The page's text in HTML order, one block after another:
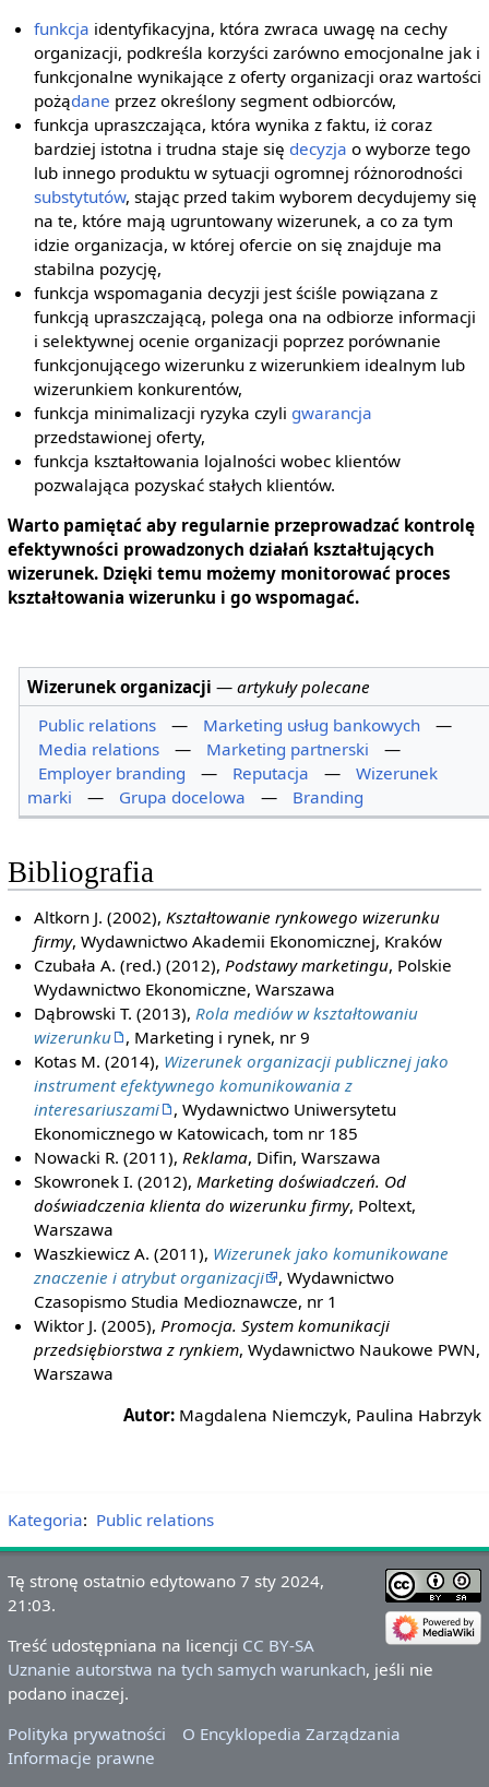
funkcja identyfikacyjna, która zwraca uwagę na cechy
organizacji, podkreśla korzyści zarówno emocjonalne jak i
funkcjonalne wynikające z oferty organizacji oraz wartości
pożądane przez określony segment odbiorców,
funkcja upraszczająca, która wynika z faktu, iż coraz
bardziej istotna i trudna staje się decyzja o wyborze tego
lub innego produktu w sytuacji ogromnej różnorodności
substytutów, stając przed takim wyborem decydujemy się
na te, które mają ugruntowany wizerunek, a co za tym
idzie organizacja, w której ofercie on się znajduje ma
stabilna pozycję,
funkcja wspomagania decyzji jest ściśle powiązana z
funkcją upraszczającą, polega ona na odbiorze informacji
i selektywnej ocenie organizacji poprzez porównanie
funkcjonującego wizerunku z wizerunkiem idealnym lub
wizerunkiem konkurentów,
funkcja minimalizacji ryzyka czyli gwarancja
przedstawionej oferty,
funkcja kształtowania lojalności wobec klientów
pozwalająca pozyskać stałych klientów.
Warto pamiętać aby regularnie przeprowadzać kontrolę
efektywności prowadzonych działań kształtujących
wizerunek. Dzięki temu możemy monitorować proces
kształtowania wizerunku i go wspomagać.
Wizerunek organizacji —artykuły polecane
Public relations
— Marketing usług bankowych
—
Media relations
— Marketing partnerski
—
Employer branding
— Reputacja —
Wizerunek
marki
— Grupa docelowa — Branding
Bibliografia
Altkorn J. (2002),Kształtowanie rynkowego wizerunku
firmy, Wydawnictwo Akademii Ekonomicznej, Kraków
Czubała A. (red.) (2012),Podstawy marketingu, Polskie
Wydawnictwo Ekonomiczne, Warszawa
Dąbrowski T. (2013),Rola mediów w kształtowaniu
wizerunku
, Marketing i rynek, nr 9
Kotas M. (2014), Wizerunek organizacji publicznej jako
instrument efektywnego komunikowania z
interesariuszami
, Wydawnictwo Uniwersytetu
Ekonomicznego w Katowicach, tom nr 185
Nowacki R. (2011),Reklama, Difin, Warszawa
Skowronek I. (2012),Marketing doświadczeń. Od
doświadczenia klienta do wizerunku firmy, Poltext,
Warszawa
Waszkiewicz A. (2011), Wizerunek jako komunikowane
znaczenie i atrybut organizacji
, Wydawnictwo
Czasopismo Studia Medioznawcze, nr 1
Wiktor J. (2005),Promocja. System komunikacji
przedsiębiorstwa z rynkiem, Wydawnictwo Naukowe PWN,
Warszawa
Autor: Magdalena Niemczyk, Paulina Habrzyk
Kategoria: Public relations
Tę stronę ostatnio edytowano 7 sty 2024,
21:03.
Treść udostępniana na licencji CC BY-SA
Uznanie autorstwa na tych samych warunkach, jeśli nie
podano inaczej.
Polityka prywatności
O Encyklopedia Zarządzania
Informacje prawne